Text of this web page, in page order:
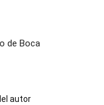
de Boca
autor